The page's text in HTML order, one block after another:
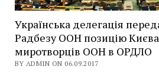
Українська делегація
Радбезу ООН позицію
миротворців ООН в ОРДЛО
BY ADMIN ON 06.09.2017